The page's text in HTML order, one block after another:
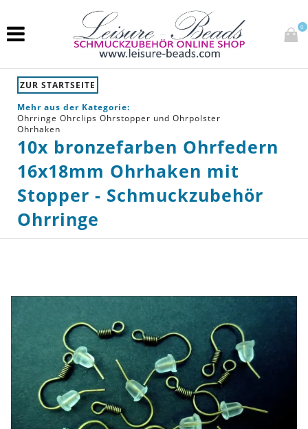
0
ZUR STARTSEITE
Mehr aus der Kategorie:
Ohrringe Ohrclips Ohrstopper und Ohrpolster
Ohrhaken
10x bronzefarben Ohrfedern
16x18mm Ohrhaken mit
Stopper - Schmuckzubehör
Ohrringe